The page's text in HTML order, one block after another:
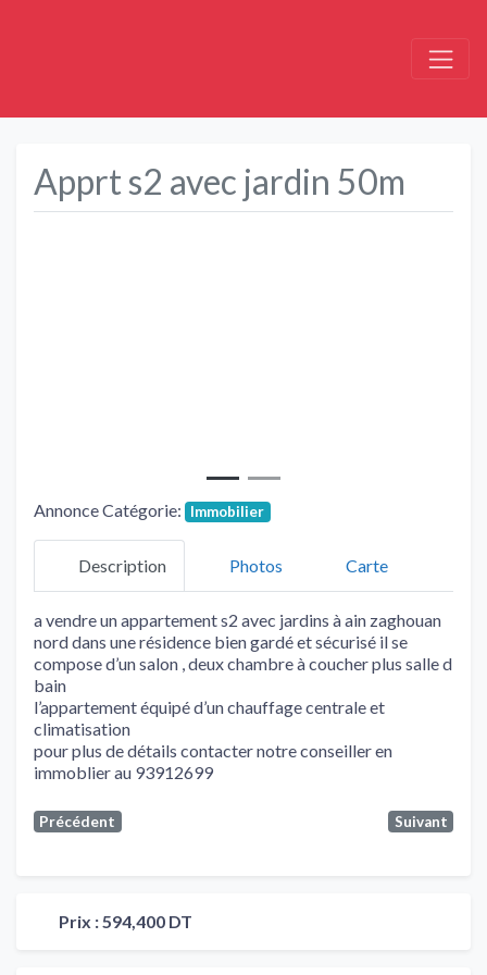
Apprt s2 avec jardin 50m
Annonce Catégorie: Immobilier
Description Photos Carte
a vendre un appartement s2 avec jardins à ain zaghouan
nord dans une résidence bien gardé et sécurisé il se
compose d’un salon , deux chambre à coucher plus salle d
bain
l’appartement équipé d’un chauffage centrale et
climatisation
pour plus de détails contacter notre conseiller en
immoblier au 93912699
Précédent Suivant
Prix :594,400 DT